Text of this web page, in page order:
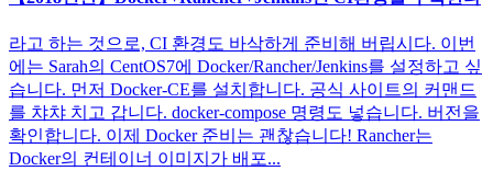
라고 하는 것으로, CI 환경도 바삭하게 준비해 버립시다. 이번
에는 Sarah의 CentOS7에 Docker/Rancher/Jenkins를 설정하고 싶
습니다. 먼저 Docker-CE를 설치합니다. 공식 사이트의 커맨드
를 챠챠 치고 갑니다. docker-compose 명령도 넣습니다. 버전을
확인합니다. 이제 Docker 준비는 괜찮습니다! Rancher는
Docker의 컨테이너 이미지가 배포...